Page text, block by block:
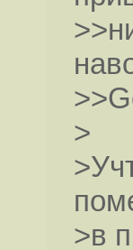
>
>в